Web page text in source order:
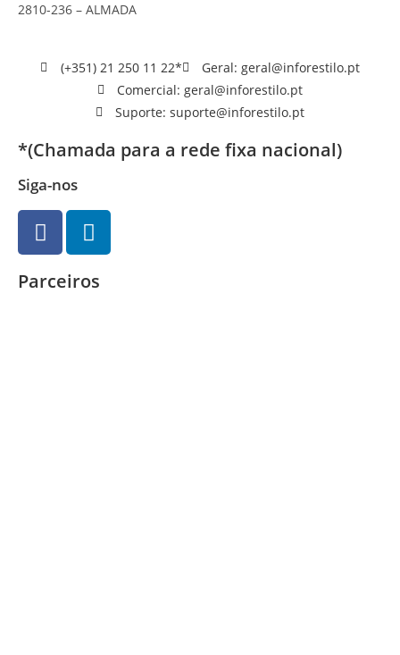
2810-236 – ALMADA
(+351) 21 250 11 22*
Geral: geral@inforestilo.pt
Comercial: geral@inforestilo.pt
Suporte: suporte@inforestilo.pt
*(Chamada para a rede fixa nacional)
Siga-nos
Parceiros